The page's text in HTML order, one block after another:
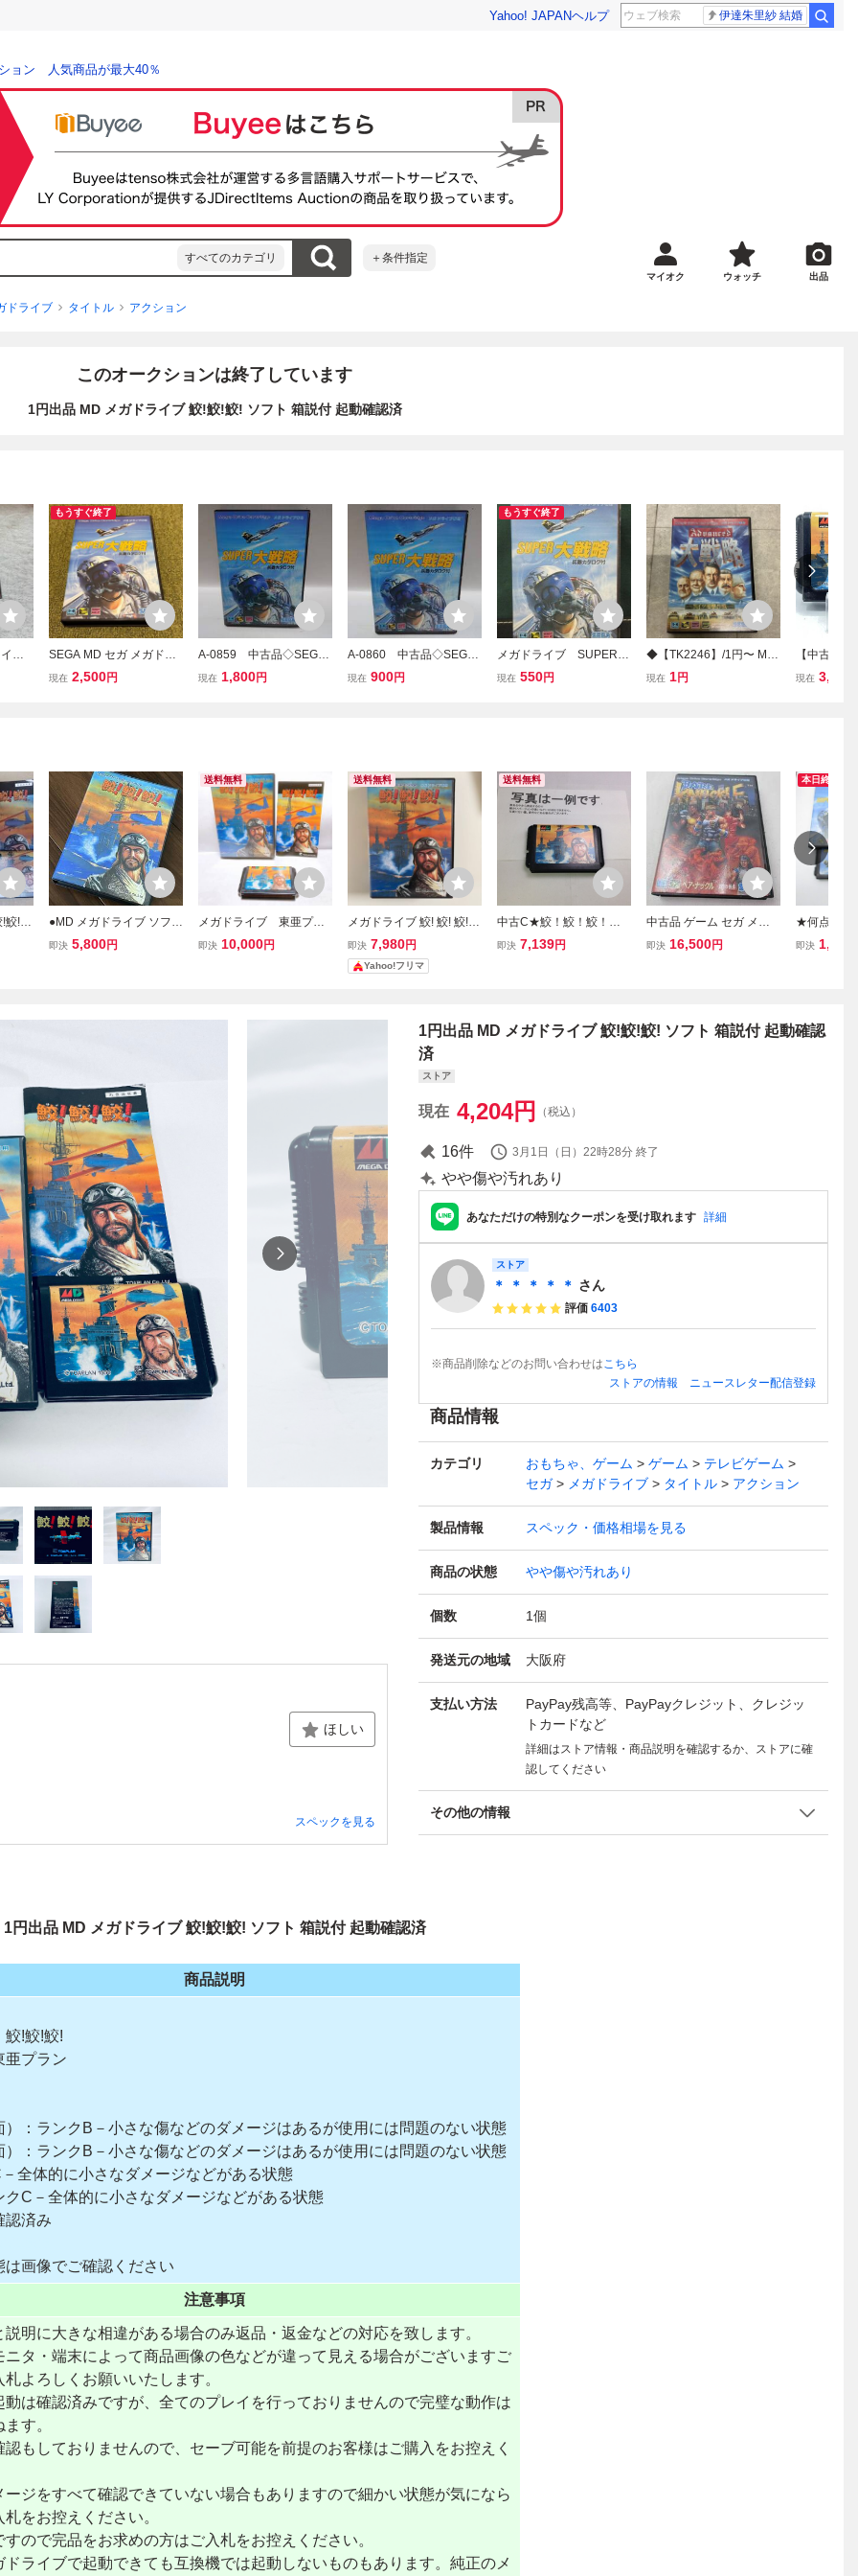
Yahoo! JAPANヘルプ 伊達朱里紗 結婚
ョン 人気商品が最大40％
すべてのカテゴリ ＋条件指定
マイオク ウォッチ 出品
ドライブ タイトル アクション
このオークションは終了しています
1円出品 MD メガドライブ 鮫!鮫!鮫! ソフト 箱説付 起動確認済
ブ
もうすぐ終了
SEGA MD セガ メガドラ
イブソフト SUPER大戦
現在 2,500円
A-0859 中古品◇SEGA
メガドライブ 専用カ
現在 1,800円
A-0860 中古品◇SEGA
メガドライブ 専用カ
現在 900円
もうすぐ終了
メガドライブ SUPER
大戦略 起動確認済み
現在 550円
◆【TK2246】/1円〜 ME
GA DRIVE/メガドライブ/
現在 1円
【中古】
現在 3,278
鮫!
●MD メガドライブ ソフト
鮫！鮫！鮫！ TOAPLAN T
即決 5,800円
送料無料
メガドライブ 東亜プラ
ン 鮫!鮫!鮫! 【MD 鮫鮫
即決 10,000円
送料無料
メガドライブ 鮫! 鮫! 鮫!
東亜プラン シューティン
グゲーム
即決 7,980円
Yahoo!フリマ
送料無料
中古C★鮫！鮫！鮫！★
メガドライブソフト
即決 7,139円
中古品 ゲーム セガ メガ
ドライブ ソフト ベア・ナ
即決 16,500円
本日終了
★何点でも
★ スーパー
即決 1,980
ほしい
スペックを見る
1円出品 MD メガドライブ 鮫!鮫!鮫! ソフト 箱説付 起動確認
済
ストア
現在 4,204円 （税込）
16件 3月1日（日）22時28分 終了
やや傷や汚れあり
あなただけの特別なクーポンを受け取れます 詳細
ストア
＊ ＊ ＊ ＊ ＊ さん
評価 6403
※商品削除などのお問い合わせはこちら
ストアの情報
ニュースレター配信登録
商品情報
カテゴリ おもちゃ、ゲーム ゲーム
テレビゲーム
セガ
メガドライブ タイトル アクション
製品情報 スペック・価格相場を見る
商品の状態 やや傷や汚れあり
個数 1個
発送元の地域 大阪府
支払い方法
PayPay残高等、PayPayクレジット、クレジッ
トカードなど
詳細はストア情報・商品説明を確認するか、ストアに確
認してください
その他の情報